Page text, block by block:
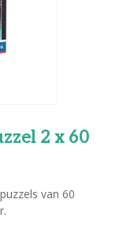
2 x 60
van 60